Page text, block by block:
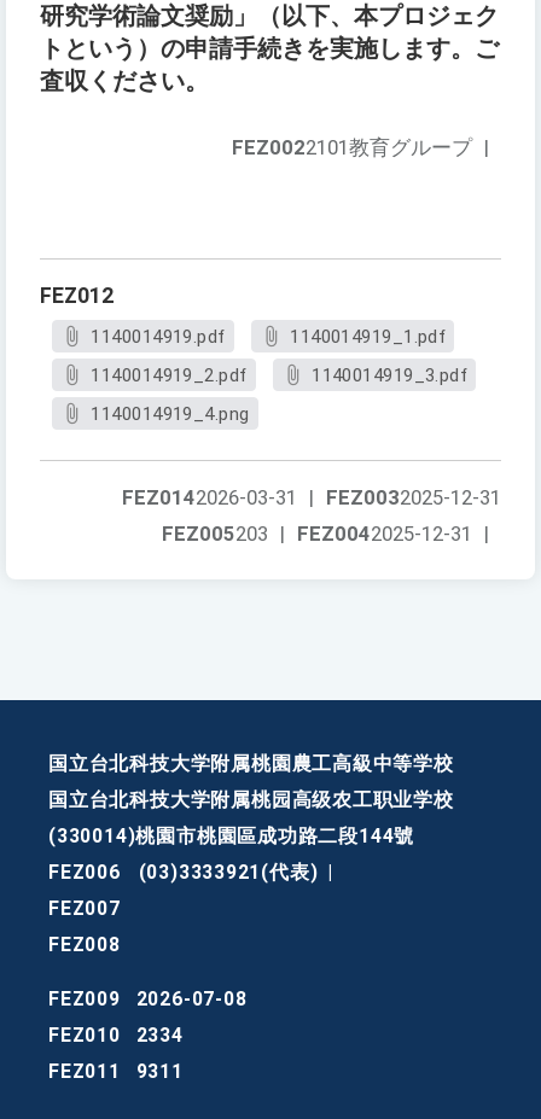
研究学術論文奨励」（以下、本プロジェク
トという）の申請手続きを実施します。ご
査収ください。
FEZ0022101教育グループ |
FEZ012
1140014919.pdf
1140014919_1.pdf
1140014919_2.pdf
1140014919_3.pdf
1140014919_4.png
FEZ0032025-12-31
FEZ0142026-03-31
|
FEZ0042025-12-31 |
FEZ005203 |
国立台北科技大学附属桃園農工高級中等学校
国立台北科技大学附属桃园高级农工职业学校
(330014)桃園市桃園區成功路二段144號
FEZ006
(03)3333921(代表)
FEZ007
FEZ008
FEZ009
2026-07-08
FEZ010
2334
FEZ011
9311